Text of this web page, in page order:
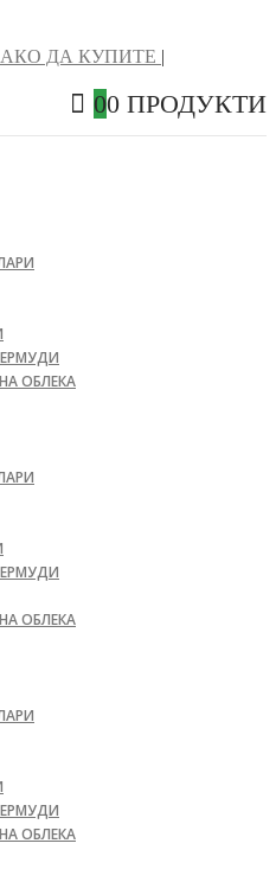
ДА КУПИТЕ |
00 ПРОДУКТИ
ОБЛЕКА
ОБЛЕКА
ОБЛЕКА